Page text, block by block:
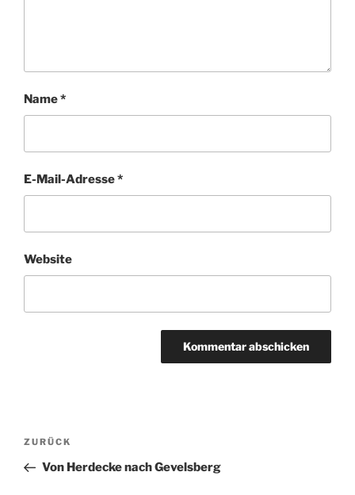
Name*
E-Mail-Adresse*
Website
Beitragsnavigation
Vorheriger
Beitrag
ZURÜCK
Von Herdecke nach Gevelsberg